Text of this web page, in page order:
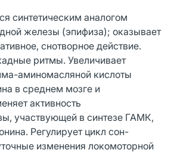
синтетическим аналогом
железы (эпифиза); оказывает
снотворное действие.
ритмы. Увеличивает
аминомасляной кислоты
в среднем мозге и
активность
участвующей в синтезе ГАМК,
Регулирует цикл сон-
изменения локомоторной